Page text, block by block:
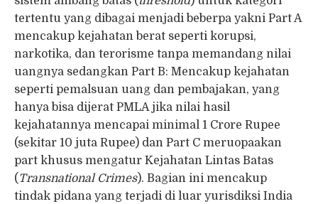
tertentu yang dibagai menjadi beberpa yakni Part A
mencakup kejahatan berat seperti korupsi,
narkotika, dan terorisme tanpa memandang nilai
uangnya sedangkan Part B: Mencakup kejahatan
seperti pemalsuan uang dan pembajakan, yang
hanya bisa dijerat PMLA jika nilai hasil
kejahatannya mencapai minimal 1 Crore Rupee
(sekitar 10 juta Rupee) dan Part C meruopaakan
part khusus mengatur Kejahatan Lintas Batas
( Transnational Crimes). Bagian ini mencakup
tindak pidana yang terjadi di luar yurisdiksi India